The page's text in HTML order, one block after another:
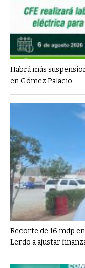
Habrá más
en Gómez Palacio
Recorte de 16 mdp
Lerdo a ajustar